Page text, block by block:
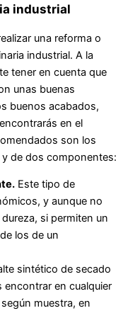
industrial
una reforma o
industrial. A la
tener en cuenta que
unas buenas
buenos acabados,
en el
son los
de dos componentes:
Este tipo de
y aunque no
si permiten un
los de un
sintético de secado
encontrar en cualquier
muestra, en